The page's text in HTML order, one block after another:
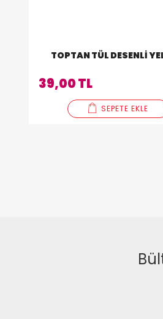
TOPTAN TÜL DESENLI
39,00 TL
SEPETE EKLE